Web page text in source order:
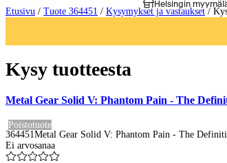
Helsingin
Etusivu / Tuote 364451 / Kysymykset ja vastaukset/
Kysy tuotteesta
Metal Gear Solid V: Phantom Pain - The
Poistotuote
364451Metal Gear Solid V: Phantom Pain - The
Ei arvosanaa